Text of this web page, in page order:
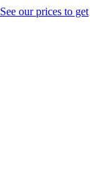
See our prices to get